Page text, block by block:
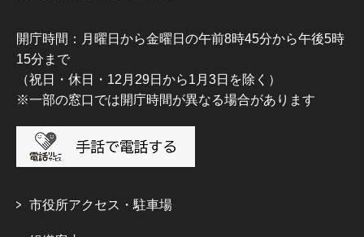
開庁時間：月曜日から金曜日の午前8時45分から午後5時
15分まで
（祝日・休日・12月29日から1月3日を除く）
※一部の窓口では開庁時間が異なる場合があります
市役所アクセス・駐車場